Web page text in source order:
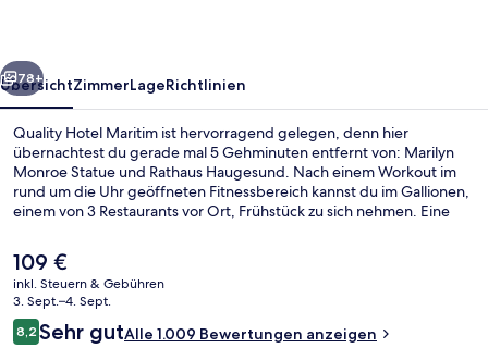
Weiter
78+
ÜbersichtZimmerLageRichtlinien
Quality Hotel Maritim ist hervorragend gelegen, denn hier
übernachtest du gerade mal 5 Gehminuten entfernt von: Marilyn
Monroe Statue und Rathaus Haugesund. Nach einem Workout im
rund um die Uhr geöffneten Fitnessbereich kannst du im Gallionen,
einem von 3 Restaurants vor Ort, Frühstück zu sich nehmen. Eine
Der
aktuelle
Preis
beträgt
109 €.
109 €
inkl. Steuern & Gebühren
3. Sept.–4. Sept.
Bewertungen
8,28,2 von 10.
Sehr gutAlle 1.009 Bewertungen anzeigen